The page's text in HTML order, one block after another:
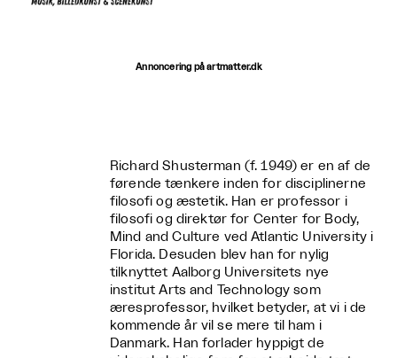
Annoncering på artmatter.dk
Richard Shusterman (f. 1949) er en af de
førende tænkere inden for disciplinerne
filosofi og æstetik. Han er professor i
filosofi og direktør for Center for Body,
Mind and Culture ved Atlantic University i
Florida. Desuden blev han for nylig
tilknyttet Aalborg Universitets nye
institut Arts and Technology som
æresprofessor, hvilket betyder, at vi i de
kommende år vil se mere til ham i
Danmark. Han forlader hyppigt de